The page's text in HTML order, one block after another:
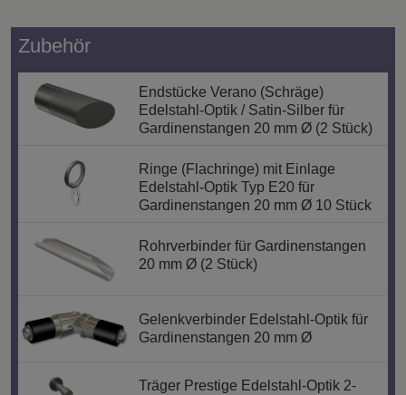
Zubehör
Endstücke Verano (Schräge)
Edelstahl-Optik / Satin-Silber für
Gardinenstangen 20 mm Ø (2 Stück)
Ringe (Flachringe) mit Einlage
Edelstahl-Optik Typ E20 für
Gardinenstangen 20 mm Ø 10 Stück
Rohrverbinder für Gardinenstangen
20 mm Ø (2 Stück)
Gelenkverbinder Edelstahl-Optik für
Gardinenstangen 20 mm Ø
Träger Prestige Edelstahl-Optik 2-